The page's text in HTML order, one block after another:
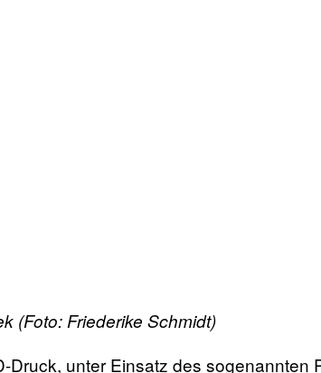
(Foto: Friederike Schmidt)
Druck, unter Einsatz des sogenannten